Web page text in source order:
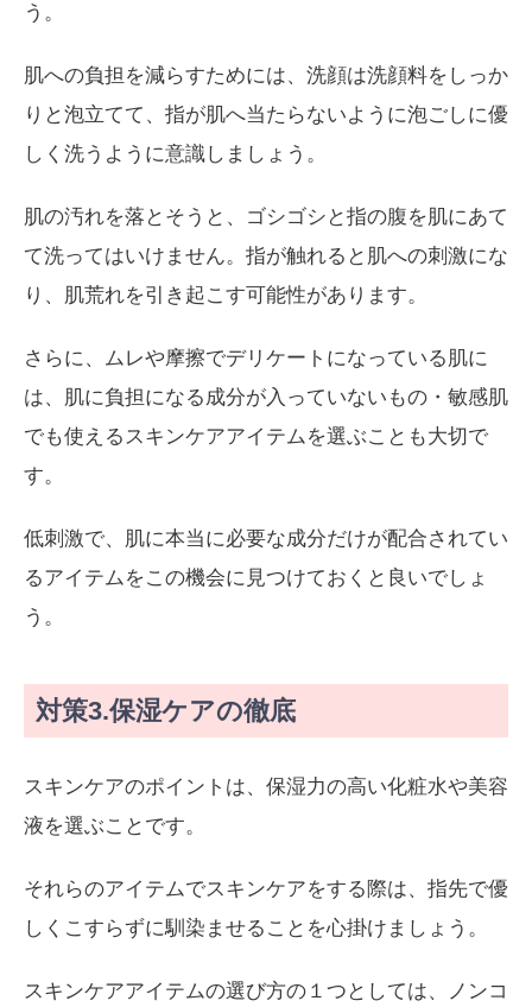
う。
肌への負担を減らすためには、洗顔は洗顔料をしっか
りと泡立てて、指が肌へ当たらないように泡ごしに優
しく洗うように意識しましょう。
肌の汚れを落とそうと、ゴシゴシと指の腹を肌にあて
て洗ってはいけません。指が触れると肌への刺激にな
り、肌荒れを引き起こす可能性があります。
さらに、ムレや摩擦でデリケートになっている肌に
は、肌に負担になる成分が入っていないもの・敏感肌
でも使えるスキンケアアイテムを選ぶことも大切で
す。
低刺激で、肌に本当に必要な成分だけが配合されてい
るアイテムをこの機会に見つけておくと良いでしょ
う。
対策3.保湿ケアの徹底
スキンケアのポイントは、保湿力の高い化粧水や美容
液を選ぶことです。
それらのアイテムでスキンケアをする際は、指先で優
しくこすらずに馴染ませることを心掛けましょう。
スキンケアアイテムの選び方の１つとしては、ノンコ